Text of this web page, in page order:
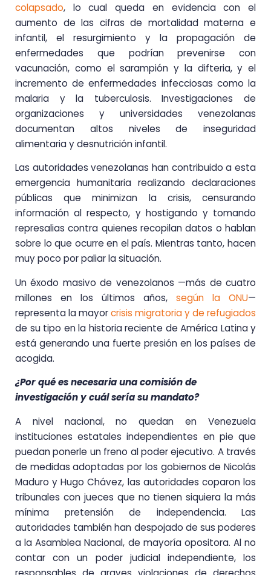
colapsado, lo cual queda en evidencia con el
aumento de las cifras de mortalidad materna e
infantil, el resurgimiento y la propagación de
enfermedades que podrían prevenirse con
vacunación, como el sarampión y la difteria, y el
incremento de enfermedades infecciosas como la
malaria y la tuberculosis. Investigaciones de
organizaciones y universidades venezolanas
documentan altos niveles de inseguridad
alimentaria y desnutrición infantil.
Las autoridades venezolanas han contribuido a esta
emergencia humanitaria realizando declaraciones
públicas que minimizan la crisis, censurando
información al respecto, y hostigando y tomando
represalias contra quienes recopilan datos o hablan
sobre lo que ocurre en el país. Mientras tanto, hacen
muy poco por paliar la situación.
Un éxodo masivo de venezolanos —más de cuatro
millones en los últimos años, según la ONU—
representa la mayorcrisis migratoria y de refugiados
de su tipo en la historia reciente de América Latina y
está generando una fuerte presión en los países de
acogida.
¿Por qué es necesaria una comisión de
investigación y cuál sería su mandato?
A nivel nacional, no quedan en Venezuela
instituciones estatales independientes en pie que
puedan ponerle un freno al poder ejecutivo. A través
de medidas adoptadas por los gobiernos de Nicolás
Maduro y Hugo Chávez, las autoridades coparon los
tribunales con jueces que no tienen siquiera la más
mínima pretensión de independencia. Las
autoridades también han despojado de sus poderes
a la Asamblea Nacional, de mayoría opositora. Al no
contar con un poder judicial independiente, los